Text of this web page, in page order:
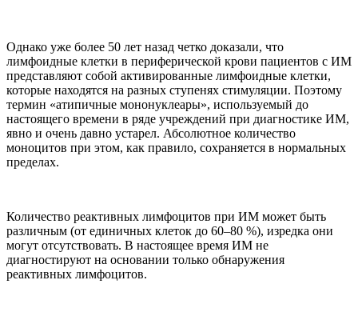
Однако уже более 50 лет назад четко доказали, что
лимфоидные клетки в периферической крови пациентов с ИМ
представляют собой активированные лимфоидные клетки,
которые находятся на разных ступенях стимуляции. Поэтому
термин «атипичные мононуклеары», используемый до
настоящего времени в ряде учреждений при диагностике ИМ,
явно и очень давно устарел. Абсолютное количество
моноцитов при этом, как правило, сохраняется в нормальных
пределах.
Количество реактивных лимфоцитов при ИМ может быть
различным (от единичных клеток до 60–80 %), изредка они
могут отсутствовать. В настоящее время ИМ не
диагностируют на основании только обнаружения
реактивных лимфоцитов.